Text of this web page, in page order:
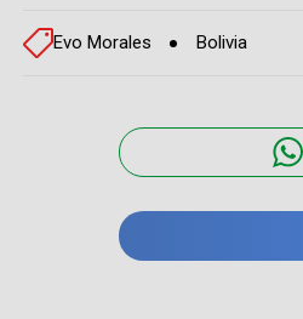
Evo Morales Bolivia